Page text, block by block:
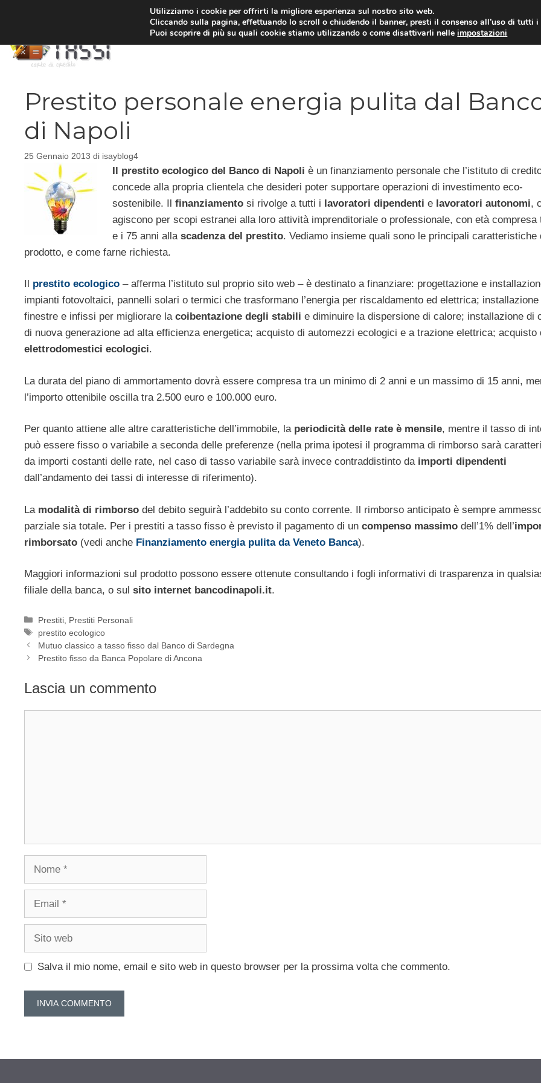
MUTUI PRIMA CASA
Prestito personale energia pulita dal
di Napoli
25 Gennaio 2013 di isayblog4
Il prestito ecologico del Banco di Napoli è un finanziamento personale che l’istituto di
concede alla propria clientela che desideri poter supportare operazioni di investimento eco-
sostenibile. Il finanziamento si rivolge a tutti i lavoratori dipendenti elavoratori autonomi,
agiscono per scopi estranei alla loro attività imprenditoriale o professionale, con età compresa
e i 75 anni alla scadenza del prestito. Vediamo insieme quali sono le principali caratteristiche
prodotto, e come farne richiesta.
Il prestito ecologico – afferma l’istituto sul proprio sito web – è destinato a finanziare: progettazione e
impianti fotovoltaici, pannelli solari o termici che trasformano l’energia per riscaldamento ed elettrica; installazione
finestre e infissi per migliorare la coibentazione degli stabili e diminuire la dispersione di calore; installazione di
di nuova generazione ad alta efficienza energetica; acquisto di automezzi ecologici e a trazione elettrica; acquisto
elettrodomestici ecologici.
La durata del piano di ammortamento dovrà essere compresa tra un minimo di 2 anni e un massimo di 15 anni,
l’importo ottenibile oscilla tra 2.500 euro e 100.000 euro.
Per quanto attiene alle altre caratteristiche dell’immobile, la periodicità delle rate è mensile, mentre il tasso di
può essere fisso o variabile a seconda delle preferenze (nella prima ipotesi il programma di rimborso sarà
da importi costanti delle rate, nel caso di tasso variabile sarà invece contraddistinto da importi dipendenti
dall’andamento dei tassi di interesse di riferimento).
La modalità di rimborso del debito seguirà l’addebito su conto corrente. Il rimborso anticipato è sempre
parziale sia totale. Per i prestiti a tasso fisso è previsto il pagamento di un compenso massimo dell’1% dell’
rimborsato (vedi anche Finanziamento energia pulita da Veneto Banca).
Maggiori informazioni sul prodotto possono essere ottenute consultando i fogli informativi di trasparenza in
filiale della banca, o sul sito internet bancodinapoli.it.
Categorie
Prestiti Prestiti Personali
Tag
prestito ecologico
Mutuo classico a tasso fisso dal Banco di Sardegna
Prestito fisso da Banca Popolare di Ancona
Lascia un commento
Nome
Email
Sito
Salva il mio nome, email e sito web in questo browser per la prossima volta che commento.
Utilizziamo i cookie per offrirti la migliore esperienza sul nostro sito web.
Cliccando sulla pagina, effettuando lo scroll o chiudendo il banner, presti il consenso all’uso di tutti
Puoi scoprire di più su quali cookie stiamo utilizzando o come disattivarli nelleimpostazioni